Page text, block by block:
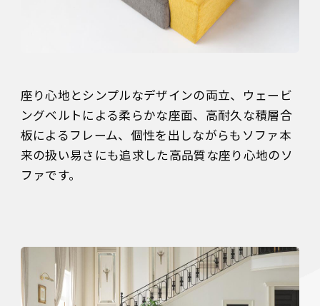
座り心地とシンプルなデザインの両立、ウェービ
ングベルトによる柔らかな座面、高耐久な積層合
板によるフレーム、個性を出しながらもソファ本
来の扱い易さにも追求した高品質な座り心地のソ
ファです。